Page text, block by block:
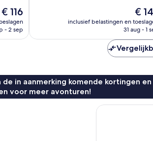
De
prijs
is
€ 116
- 2 sep
De
prijs
is
€
inclusief belastingen en
31 aug - 1
de in aanmerking komende kortingen
voor meer avonturen!